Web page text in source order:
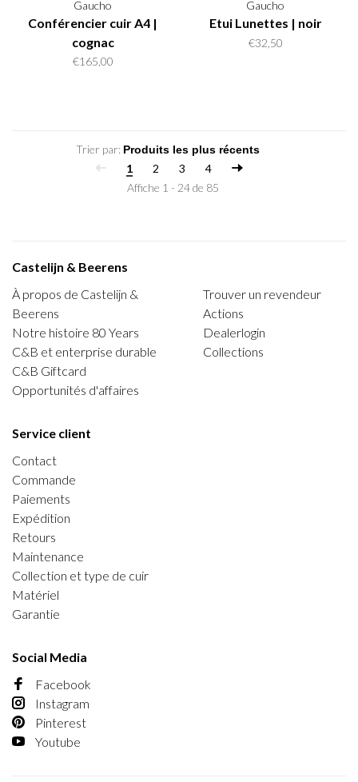
Gaucho
Conférencier cuir A4 |
cognac
€165,00
Gaucho
Etui Lunettes | noir
€32,50
Trier par:
1
2 3
4
Affiche 1 - 24 de 85
Castelijn & Beerens
À propos de Castelijn &
Beerens
Notre histoire 80 Years
C&B et enterprise durable
C&B Giftcard
Opportunités d'affaires
Trouver un revendeur
Actions
Dealerlogin
Collections
Service client
Contact
Commande
Paiements
Expédition
Retours
Maintenance
Collection et type de cuir
Matériel
Garantie
Social Media
Facebook
Instagram
Pinterest
Youtube